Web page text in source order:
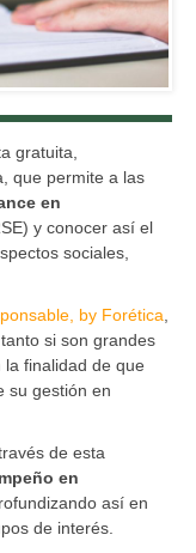
gratuita,
que permite a las
en
y conocer así el
sociales,
by Forética
si son grandes
finalidad de que
su gestión en
de esta
en
así en
de interés.